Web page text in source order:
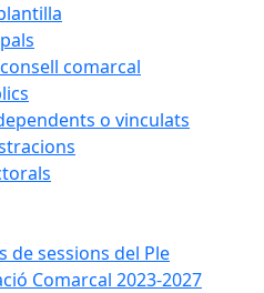
comarcal
o vinculats
de sessions del Ple
Comarcal 2023-2027